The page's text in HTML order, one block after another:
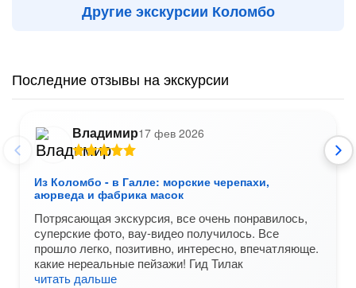
Другие экскурсии Коломбо
Последние отзывы на экскурсии
Владимир17 фев 2026
Из Коломбо - в Галле: морские черепахи,
аюрведа и фабрика масок
Потрясающая экскурсия, все очень понравилось,
суперские фото, вау-видео получилось. Все
прошло легко, позитивно, интересно, впечатляюще.
какие нереальные пейзажи! Гид Тилак
читать дальше